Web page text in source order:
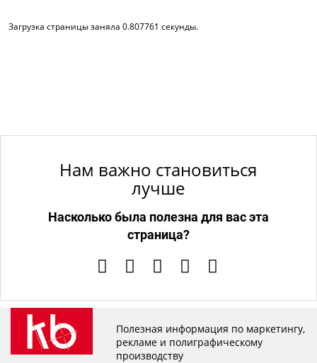
Загрузка страницы заняла 0.807761 секунды.
Нам важно становиться
лучше
Насколько была полезна для вас эта
страница?
Полезная информация по маркетингу,
рекламе и полиграфическому
производству